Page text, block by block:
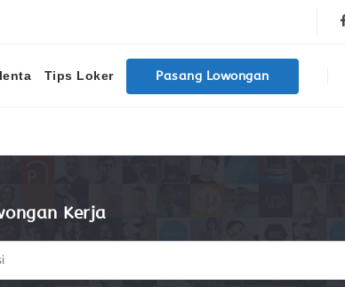
Tips Loker Pasang Lowongan
Kerja